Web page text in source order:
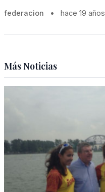
federacion • hace 19 años
Más Noticias